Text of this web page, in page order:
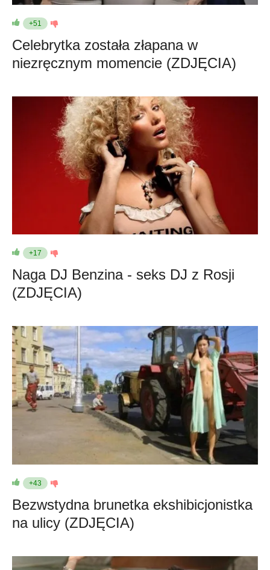
+51
Celebrytka została złapana w
niezręcznym momencie (ZDJĘCIA)
+17
Naga DJ Benzina - seks DJ z Rosji
(ZDJĘCIA)
+43
Bezwstydna brunetka ekshibicjonistka
na ulicy (ZDJĘCIA)